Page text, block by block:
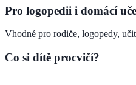
Pro logopedii i domácí
Vhodné pro rodiče, logopedy,
Co si dítě procvičí?